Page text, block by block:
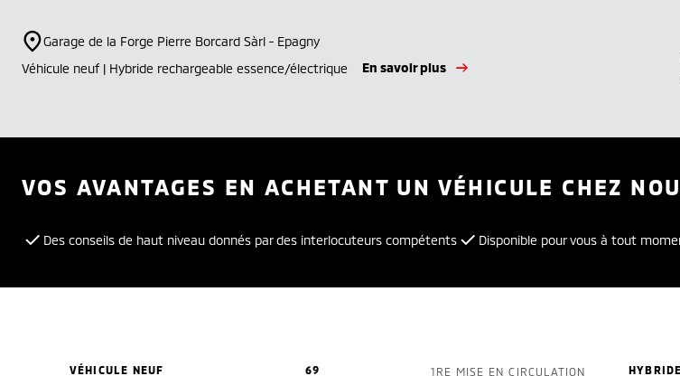
Garage de la Forge Pierre Borcard Sàrl - Epagny
Véhicule neuf | Hybride rechargeable essence/électrique
En savoir plus
VOS AVANTAGES EN ACHETANT UN VÉHICULE CHEZ
Des conseils de haut niveau donnés par des interlocuteurs compétents Disponible pour vous à tout
VÉHICULE NEUF
69
1RE MISE EN CIRCULATION